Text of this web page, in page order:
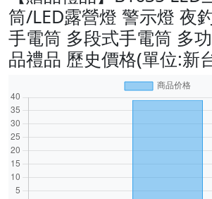
筒/LED露營燈 警示燈 夜
手電筒 多段式手電筒 多
品禮品 歷史價格(單位:新